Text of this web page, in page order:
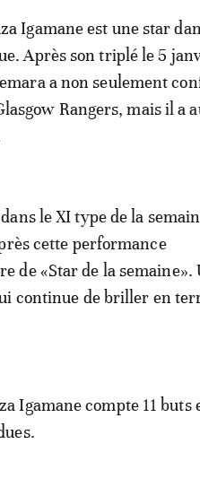
Igamane est une star
Après son triplé le 5
a non seulement
Rangers, mais il a
le XI type de la
cette performance
de «Star de la semaine».
continue de briller en
Igamane compte 11 buts